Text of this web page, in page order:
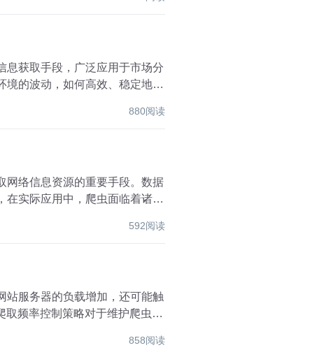
息获取手段，广泛应用于市场分
境的波动，如何高效、稳定地爬
880阅读
网络信息资源的重要手段。数据
在实际应用中，爬虫面临着诸多
592阅读
站服务器的负载增加，还可能触
频率控制策略对于维护爬虫的
858阅读